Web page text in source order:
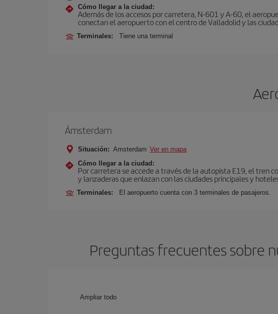
Cómo llegar a la ciudad:
Además de los accesos por carretera, N-601 y A-60, el
conectan el aeropuerto con el centro de Valladolid y las
Terminales: Tiene una terminal
Ámsterdam
Situación: Amsterdam Ver en mapa
Cómo llegar a la ciudad:
Por carretera se accede a través de la autopista E19, el tren
y lanzaderas que enlazan con las ciudades principales y
Terminales: El aeropuerto cuenta con 3 terminales de pasajeros.
Preguntas frecuentes sobre
Ampliar todo